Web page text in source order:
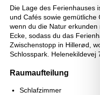
Die Lage des Ferienhauses
und Cafés sowie gemütliche
wenn du die Natur erkunden
Ecke, sodass du das
Zwischenstopp in Hillerød,
Schlosspark. Helenekildevej
Raumaufteilung
Schlafzimmer